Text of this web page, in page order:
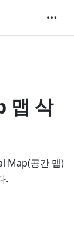
삭
Map(공간 맵)
.